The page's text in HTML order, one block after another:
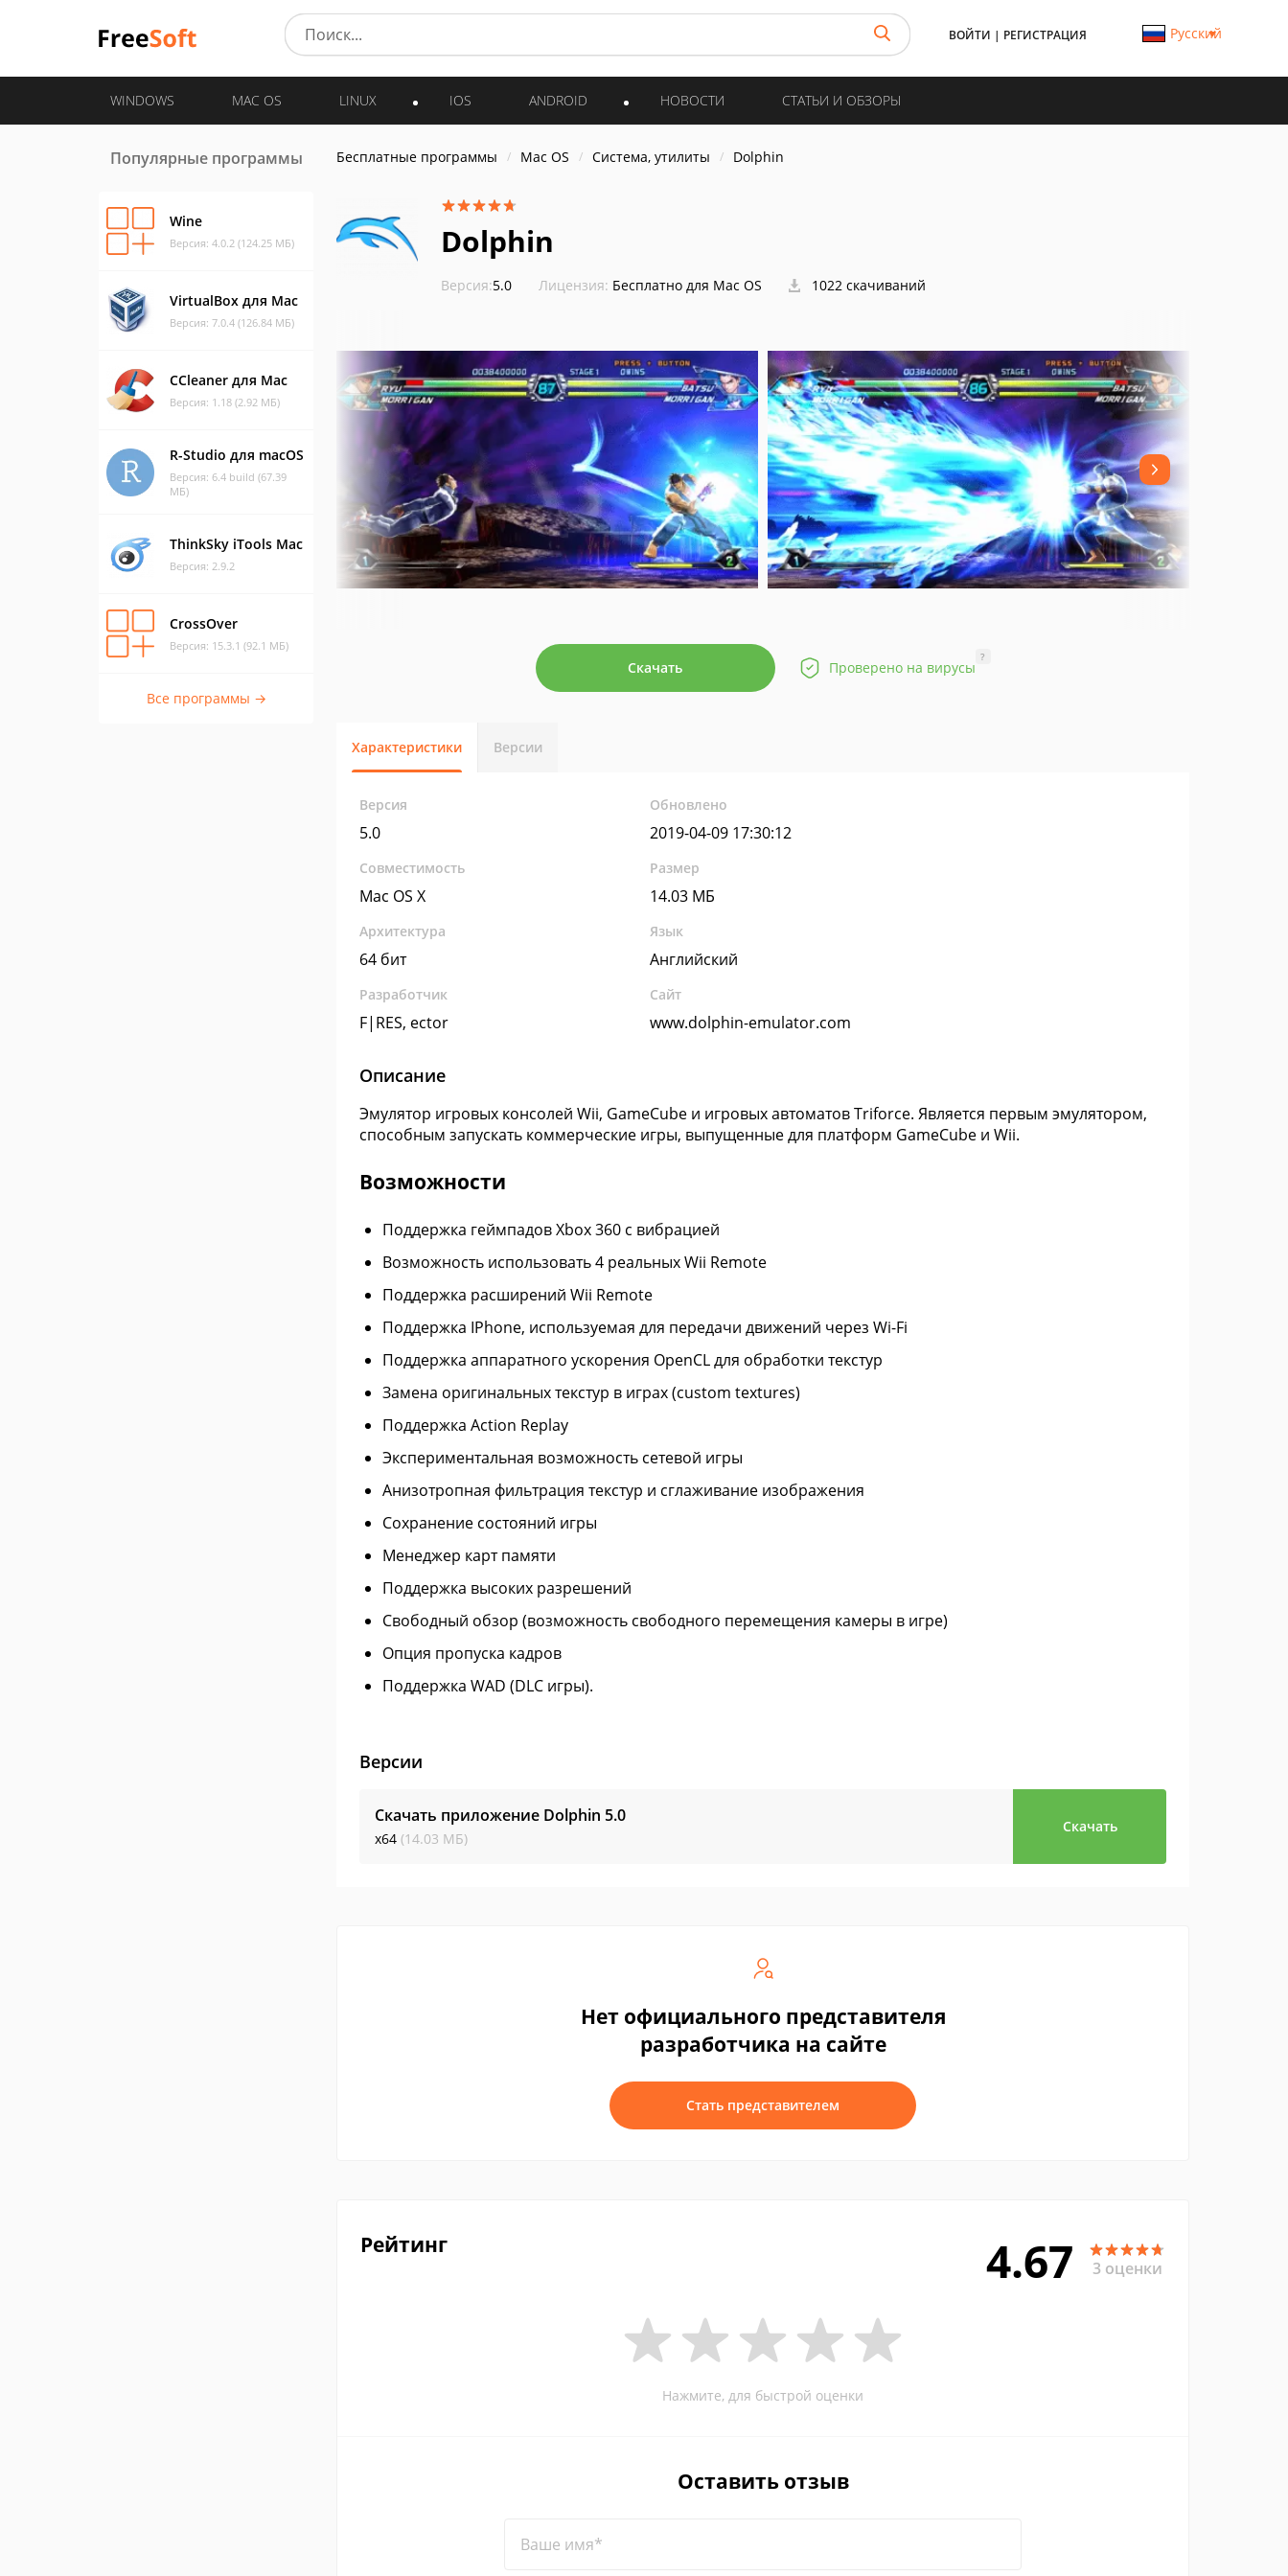
ВОЙТИ | РЕГИСТРАЦИЯ Русский
WINDOWS MAC OS LINUX IOS ANDROID НОВОСТИ СТАТЬИ И ОБЗОРЫ
Популярные программы
Wine
Версия: 4.0.2 (124.25 МБ)
VirtualBox для Mac
Версия: 7.0.4 (126.84 МБ)
CCleaner для Mac
Версия: 1.18 (2.92 МБ)
R-Studio для macOS
Версия: 6.4 build (67.39
МБ)
ThinkSky iTools Mac
Версия: 2.9.2
CrossOver
Версия: 15.3.1 (92.1 МБ)
Все программы →
Бесплатные программы Mac OS Система, утилиты Dolphin
Dolphin
Версия:5.0 Лицензия: Бесплатно для Mac OS 1022 скачиваний
Скачать Проверено на вирусы
?
Характеристики Версии
Версия
5.0
Обновлено
2019-04-09 17:30:12
Совместимость
Mac OS X
Размер
14.03 МБ
Архитектура
64 бит
Язык
Английский
Разработчик
F|RES, ector
Сайт
www.dolphin-emulator.com
Описание
Эмулятор игровых консолей Wii, GameCube и игровых автоматов Triforce. Является первым эмулятором,
способным запускать коммерческие игры, выпущенные для платформ GameCube и Wii.
Возможности
Поддержка геймпадов Xbox 360 с вибрацией
Возможность использовать 4 реальных Wii Remote
Поддержка расширений Wii Remote
Поддержка IPhone, используемая для передачи движений через Wi-Fi
Поддержка аппаратного ускорения OpenCL для обработки текстур
Замена оригинальных текстур в играх (custom textures)
Поддержка Action Replay
Экспериментальная возможность сетевой игры
Анизотропная фильтрация текстур и сглаживание изображения
Сохранение состояний игры
Менеджер карт памяти
Поддержка высоких разрешений
Свободный обзор (возможность свободного перемещения камеры в игре)
Опция пропуска кадров
Поддержка WAD (DLC игры).
Версии
Скачать приложение Dolphin 5.0
x64 (14.03 МБ)
Скачать
Нет официального представителя
разработчика на сайте
Стать представителем
Рейтинг 4.67 3 оценки
Нажмите, для быстрой оценки
Оставить отзыв
Ваше имя*